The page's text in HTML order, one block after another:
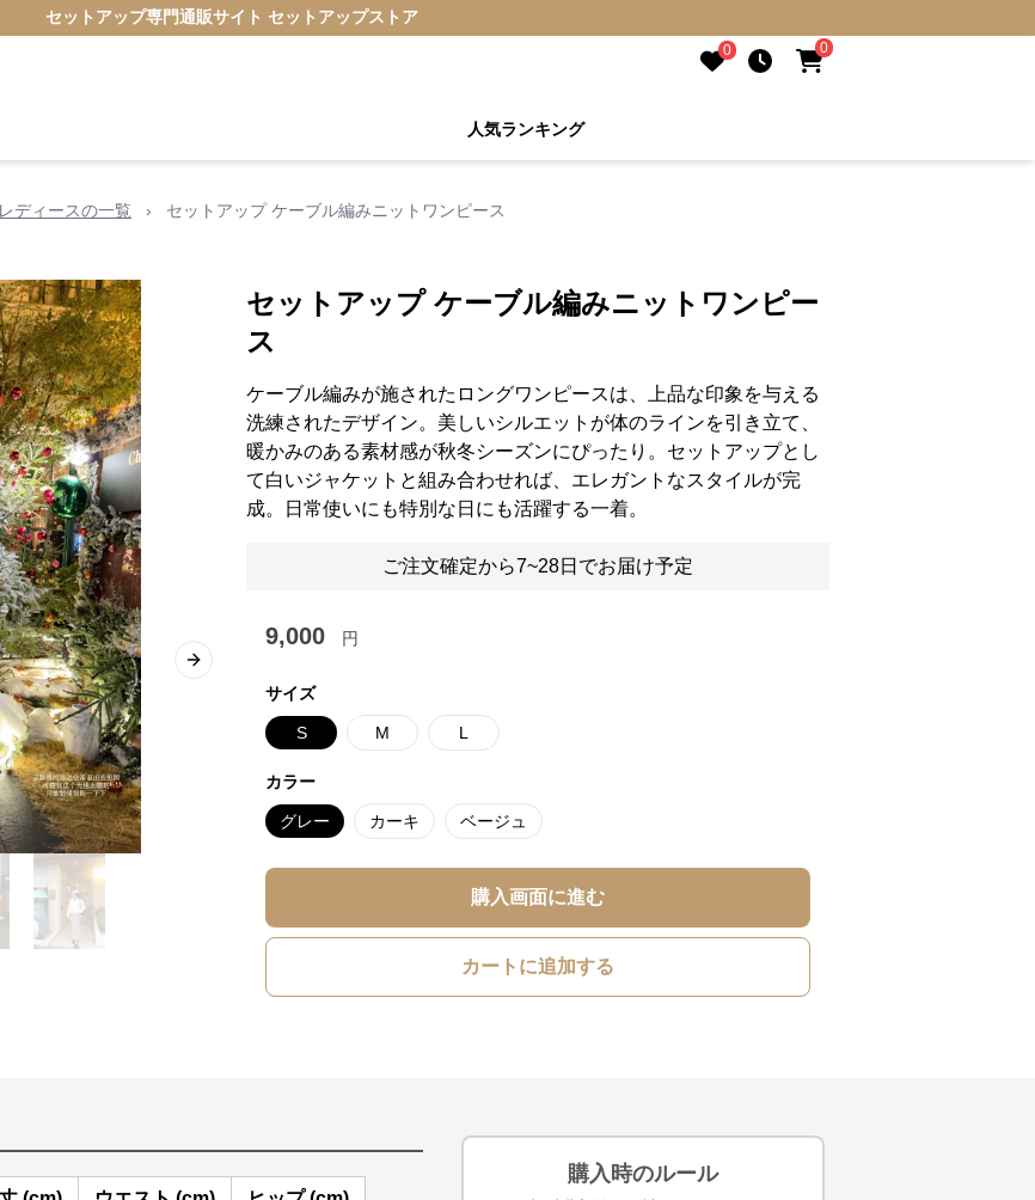
セットアップ専門通販サイト セットアップストア
0 0
人気ランキング
ディースの一覧 › セットアップ ケーブル編みニットワンピース
Next slide
セットアップ ケーブル編みニットワンピー
ス
ケーブル編みが施されたロングワンピースは、上品な印象を与える
洗練されたデザイン。美しいシルエットが体のラインを引き立て、
暖かみのある素材感が秋冬シーズンにぴったり。セットアップとし
て白いジャケットと組み合わせれば、エレガントなスタイルが完
成。日常使いにも特別な日にも活躍する一着。
ご注文確定から7~28日でお届け予定
9,000 円
サイズ
S M L
カラー
グレー カーキ ベージュ
購入画面に進む
カートに追加する
購入時のルール